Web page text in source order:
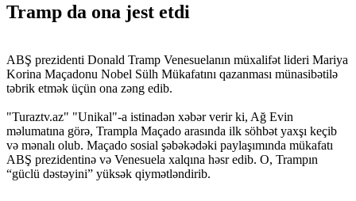
Tramp da ona jest etdi
ABŞ prezidenti Donald Tramp Venesuelanın müxalifət lideri Mariya
Korina Maçadonu Nobel Sülh Mükafatını qazanması münasibətilə
təbrik etmək üçün ona zəng edib.
"Turaztv.az" "Unikal"-a istinadən xəbər verir ki, Ağ Evin
məlumatına görə, Trampla Maçado arasında ilk söhbət yaxşı keçib
və mənalı olub. Maçado sosial şəbəkədəki paylaşımında mükafatı
ABŞ prezidentinə və Venesuela xalqına həsr edib. O, Trampın
“güclü dəstəyini” yüksək qiymətləndirib.